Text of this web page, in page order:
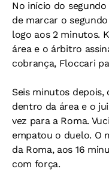
No início do
de marcar o
logo aos 2 minutos.
área e o árbitro
cobrança, Floccari
Seis minutos
dentro da área e o
vez para a Roma.
empatou o duelo. O
da Roma, aos 16
com força.